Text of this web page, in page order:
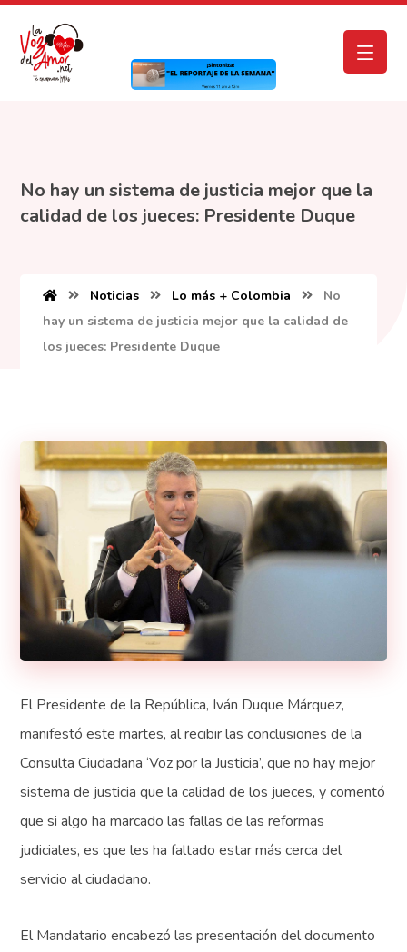
No hay un sistema de justicia mejor que la
calidad de los jueces: Presidente Duque
Noticias Lo más + Colombia
No
hay un sistema de justicia mejor que la calidad de
los jueces: Presidente Duque
El Presidente de la República, Iván Duque Márquez,
manifestó este martes, al recibir las conclusiones de la
Consulta Ciudadana ‘Voz por la Justicia’, que no hay mejor
sistema de justicia que la calidad de los jueces, y comentó
que si algo ha marcado las fallas de las reformas
judiciales, es que les ha faltado estar más cerca del
servicio al ciudadano.
El Mandatario encabezó las presentación del documento